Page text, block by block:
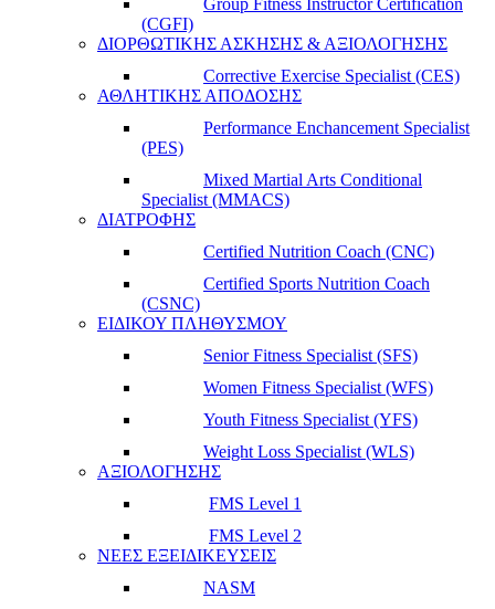
Group Fitness Instructor Certification
(CGFI)
ΔΙΟΡΘΩΤΙΚΗΣ ΑΣΚΗΣΗΣ & ΑΞΙΟΛΟΓΗΣΗΣ
Corrective Exercise Specialist (CES)
ΑΘΛΗΤΙΚΗΣ ΑΠΟΔΟΣΗΣ
Performance Enchancement Specialist
(PES)
Mixed Martial Arts Conditional
Specialist (MMACS)
ΔΙΑΤΡΟΦΗΣ
Certified Nutrition Coach (CNC)
Certified Sports Nutrition Coach
(CSNC)
ΕΙΔΙΚΟΥ ΠΛΗΘΥΣΜΟΥ
Senior Fitness Specialist (SFS)
Women Fitness Specialist (WFS)
Youth Fitness Specialist (YFS)
Weight Loss Specialist (WLS)
ΑΞΙΟΛΟΓΗΣΗΣ
FMS Level 1
FMS Level 2
ΝΕΕΣ ΕΞΕΙΔΙΚΕΥΣΕΙΣ
NASM